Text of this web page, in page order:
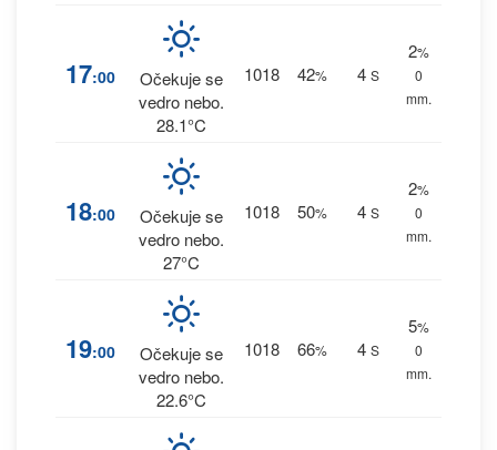
17:00
Očekuje se
vedro nebo.
28.1°C
1018 42% 4 S
2%
0
mm.
18:00
Očekuje se
vedro nebo.
27°C
1018 50% 4 S
2%
0
mm.
19:00
Očekuje se
vedro nebo.
22.6°C
1018 66% 4 S
5%
0
mm.